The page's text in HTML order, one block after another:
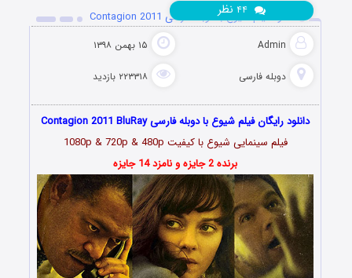
دانلود فیلم شیوع با دوبله فارسی Contagion 2011
Admin ۱۵ بهمن ۱۳۹۸
دوبله فارسی ۲۲۳۳۱۸ بازدید
۴۴ نظر
دانلود رایگان فیلم شیوع با دوبله فارسی Contagion 2011 BluRay
فیلم سینمایی شیوع با کیفیت 1080p & 720p & 480p
برنده 2 جایزه و نامزد 14 جایزه